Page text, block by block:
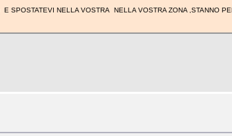
E SPOSTATEVI NELLA VOSTRA NELLA VOSTRA ZONA ,STANNO